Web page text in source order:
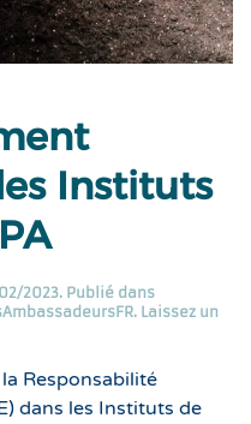
Instituts
2023. Publié dans
. Laissez un
Responsabilité
dans les Instituts de